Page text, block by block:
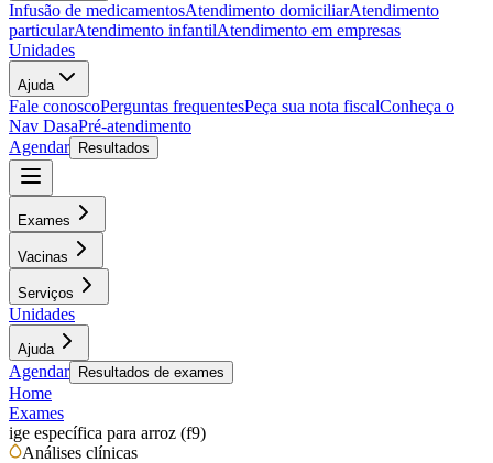
Infusão de medicamentosAtendimento domiciliarAtendimento
particularAtendimento infantilAtendimento em empresas
Unidades
Ajuda
Fale conoscoPerguntas frequentesPeça sua nota fiscalConheça o
Nav DasaPré-atendimento
Agendar
Resultados
Exames
Vacinas
Serviços
Unidades
Ajuda
Agendar Resultados de exames
Home
Exames
ige específica para arroz (f9)
Análises clínicas